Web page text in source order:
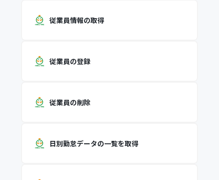
従業員情報の取得
従業員の登録
従業員の削除
日別勤怠データの一覧を取得